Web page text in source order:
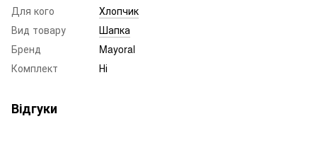
Для кого
Хлопчик
Вид товару
Шапка
Бренд
Mayoral
Комплект
Ні
Відгуки